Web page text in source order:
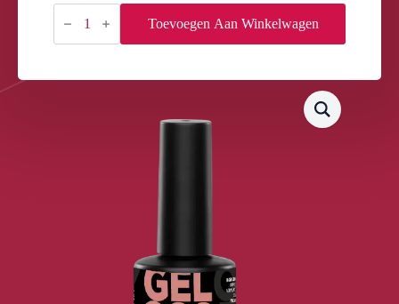
GELOSOPHY
#165
aantal
Toevoegen Aan Winkelwagen